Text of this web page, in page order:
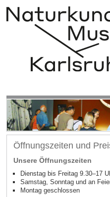
Öffnungszeiten und
Unsere Öffnungszeiten
Dienstag bis Freitag 9.30–17
Samstag, Sonntag und an
Montag geschlossen